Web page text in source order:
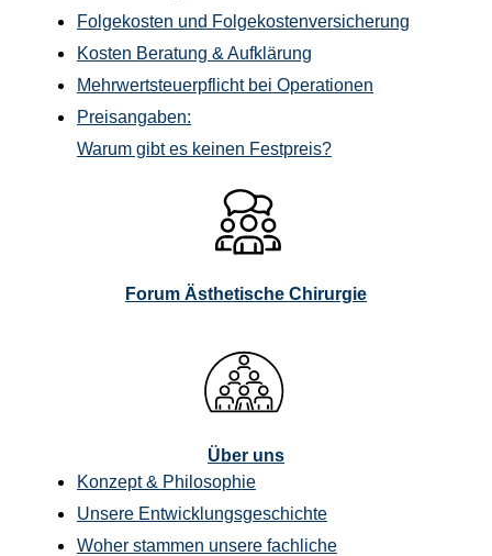
Folgekosten und Folgekostenversicherung
Kosten Beratung & Aufklärung
Mehrwertsteuerpflicht bei Operationen
Preisangaben:
Warum gibt es keinen Festpreis?
Forum Ästhetische Chirurgie
Über uns
Konzept & Philosophie
Unsere Entwicklungsgeschichte
Woher stammen unsere fachliche